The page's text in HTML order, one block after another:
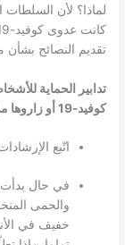
لماذا؟ لأن السلطات
تقديم النصائح
تدابير الحماية
كوفيد-19 أو زاروها مؤخراً (خلال 14 يوماً الأخيرة)
اتّبع
في حال بدأت
خفيف في